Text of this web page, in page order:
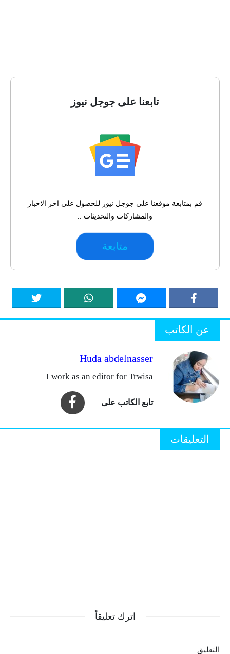
تابعنا على جوجل نيوز
قم بمتابعة موقعنا على جوجل نيوز للحصول على اخر الاخبار
والمشاركات والتحديثات ..
متابعة
عن الكاتب
Huda abdelnasser
I work as an editor for Trwisa
التعليقات
اترك تعليقاً
التعليق